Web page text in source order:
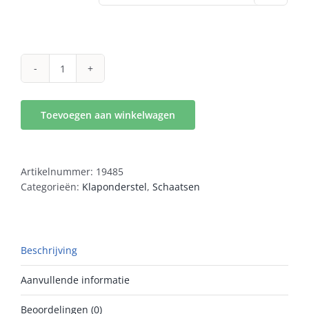
ond
aantal
Toevoegen aan winkelwagen
Artikelnummer: 19485
Categorieën: Klaponderstel, Schaatsen
Beschrijving
Aanvullende informatie
Beoordelingen (0)